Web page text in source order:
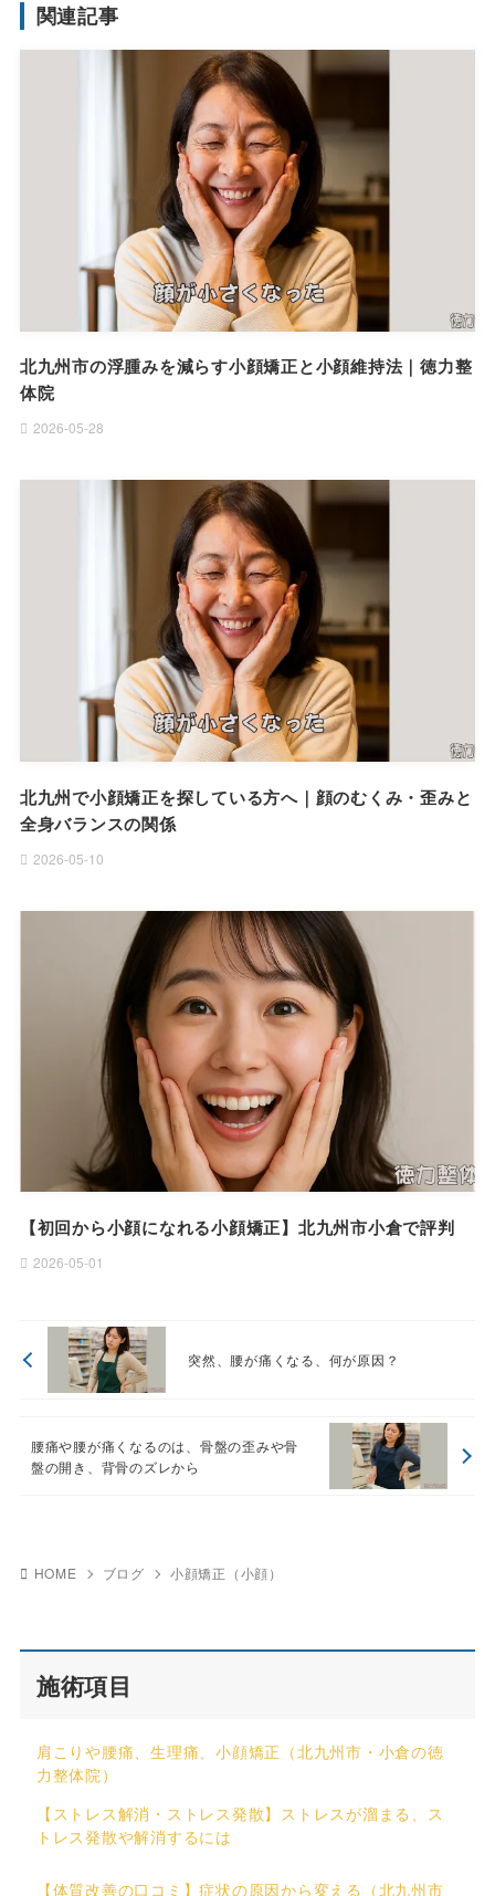
関連記事
北九州市の浮腫みを減らす小顔矯正と小顔維持法｜徳力整
体院
2026-05-28
北九州で小顔矯正を探している方へ｜顔のむくみ・歪みと
全身バランスの関係
2026-05-10
【初回から小顔になれる小顔矯正】北九州市小倉で評判
2026-05-01
突然、腰が痛くなる、何が原因？
腰痛や腰が痛くなるのは、骨盤の歪みや骨
盤の開き、背骨のズレから
HOME ブログ 小顔矯正（小顔）
施術項目
肩こりや腰痛、生理痛、小顔矯正（北九州市・小倉の徳
力整体院）
【ストレス解消・ストレス発散】ストレスが溜まる、ス
トレス発散や解消するには
【体質改善の口コミ】症状の原因から変える（北九州市